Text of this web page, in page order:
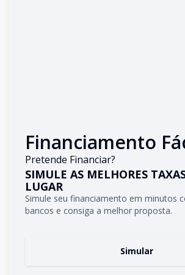
Financiamento
Pretende Financiar?
SIMULE AS MELHORES
LUGAR
Simule seu financiamento em minutos
bancos e consiga a melhor proposta.
Simular